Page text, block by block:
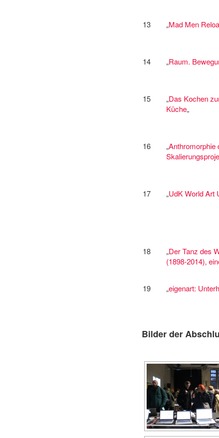
13 „Mad Men
14 „Raum.
15 „Das Kochen
Küche„
16 „Anthromorphie
17 „UdK World Art
18 „Der Tanz des
(1898-2014),
19 „eigenart:
Bilder der